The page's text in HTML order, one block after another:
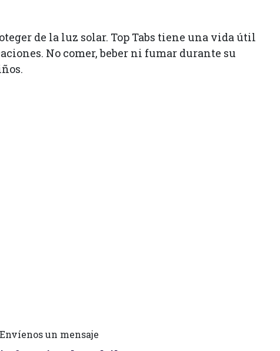
de la luz solar. Top Tabs tiene una vida útil
No comer, beber ni fumar durante su
Envíenos un mensaje